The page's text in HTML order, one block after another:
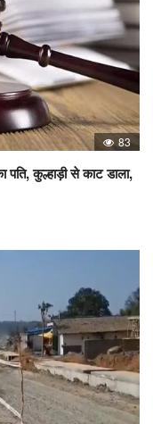
83
कुल्हाड़ी से काट डाला,